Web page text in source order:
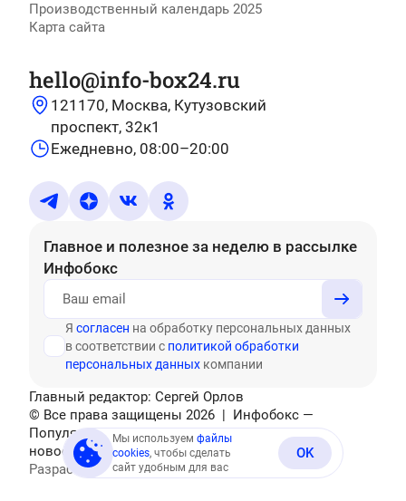
Производственный календарь 2025
Карта сайта
hello@info-box24.ru
121170, Москва, Кутузовский
проспект, 32к1
Ежедневно, 08:00–20:00
Главное и полезное за неделю в рассылке
Инфобокс
Я согласен на обработку персональных данных
в соответствии с политикой обработки
персональных данных компании
Главный редактор: Сергей Орлов
© Все права защищены 2026 | Инфобокс —
Популярные тесты, головоломки, актуальные
новости
РазработаноMediatex
Мы используем файлы
cookies, чтобы сделать
сайт удобным для вас
OK